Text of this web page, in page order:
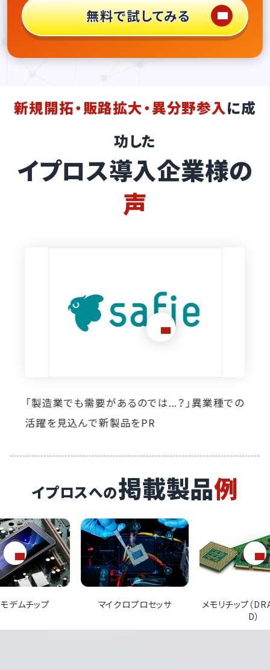
無料で試してみる
新規開拓・販路拡大・異分野参入に成
功した
イプロス導入企業様の
声
想定外のニーズ発掘に寄与。イプロス掲載によ
り自社製品の活躍の場が広がっています
イプロスへの掲載製品例
プロセッサ
メモリチップ（DRAM・NAN
GPU（グラフィッ
ッサ）